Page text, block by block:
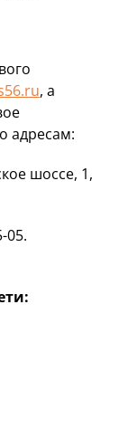
, а
адресам:
шоссе, 1,
05.